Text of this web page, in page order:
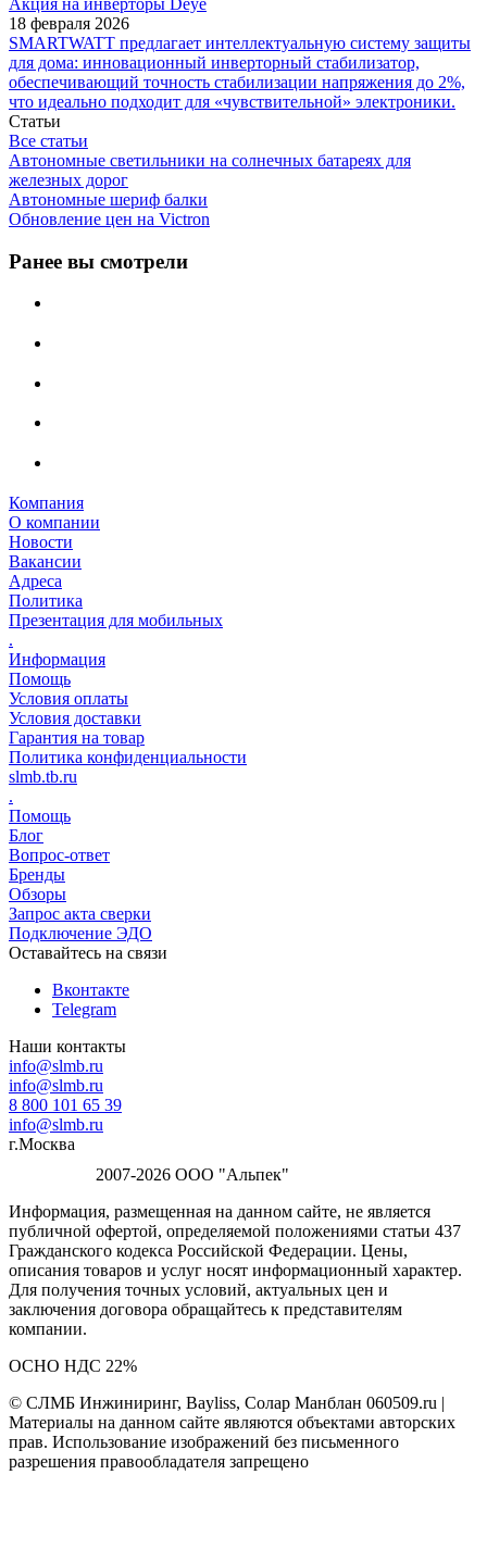
18 февраля 2026
SMARTWATT предлагает интеллектуальную систему защиты
для дома: инновационный инверторный стабилизатор,
обеспечивающий точность стабилизации напряжения до 2%,
что идеально подходит для «чувствительной» электроники.
Статьи
Все статьи
Автономные светильники на солнечных батареях для
железных дорог
Автономные шериф балки
Обновление цен на Victron
Ранее вы смотрели
Компания
О компании
Новости
Вакансии
Адреса
Политика
Презентация для мобильных
.
Информация
Помощь
Условия оплаты
Условия доставки
Гарантия на товар
Политика конфиденциальности
slmb.tb.ru
.
Помощь
Блог
Вопрос-ответ
Бренды
Обзоры
Запрос акта сверки
Подключение ЭДО
Оставайтесь на связи
Вконтакте
Telegram
Наши контакты
info@slmb.ru
info@slmb.ru
8 800 101 65 39
info@slmb.ru
г.Москва
2007-2026 ООО "Альпек"
Информация, размещенная на данном сайте, не является
публичной офертой, определяемой положениями статьи 437
Гражданского кодекса Российской Федерации. Цены,
описания товаров и услуг носят информационный характер.
Для получения точных условий, актуальных цен и
заключения договора обращайтесь к представителям
компании.
ОСНО НДС 22%
© СЛМБ Инжиниринг, Bayliss, Солар Манблан 060509.ru |
Материалы на данном сайте являются объектами авторских
прав. Использование изображений без письменного
разрешения правообладателя запрещено